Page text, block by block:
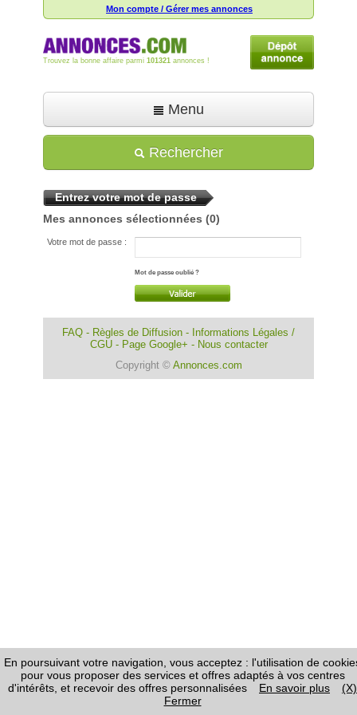
Mon compte / Gérer mes annonces
Trouvez la bonne affaire parmi 101321 annonces !
Menu
Déposer une annonce
Toutes les annonces
Aide
Rechercher
Entrez votre mot de passe
Mes annonces sélectionnées (0)
Votre mot de passe :
Mot de passe oublié ?
FAQ - Règles de Diffusion - Informations Légales /
CGU- Page Google+ - Nous contacter
Copyright © Annonces.com
En poursuivant votre navigation, vous acceptez : l'utilisation de
pour vous proposer des services et offres adaptés à vos centres
d'intérêts, et recevoir des offres personnalisées
En savoir plus
(X)
Fermer